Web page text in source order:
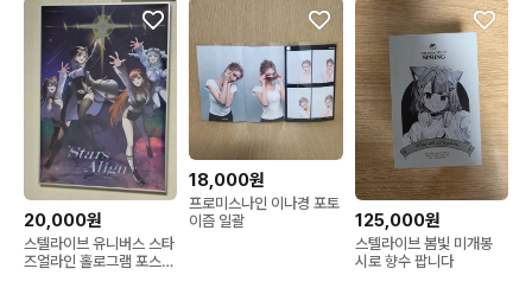
20,000원
스텔라이브 유니버스 스타
즈얼라인 홀로그램 포스터
18,000원
프로미스나인 이나경 포토
이즘 일괄
125,000원
스텔라이브 봄빛 미개봉
시로 향수 팝니다